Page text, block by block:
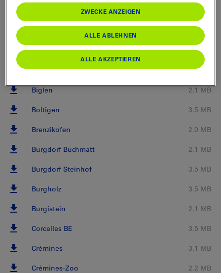
3.5 MB
Bern Europaplatz
2.1 MB
3.5 MB
Biberist Ost
1.9 MB
Bigenthal
2.1 MB
Biglen
3.5 MB
Boltigen
2.0 MB
Brenzikofen
2.1 MB
Burgdorf Buchmatt
3.5 MB
Burgdorf Steinhof
3.5 MB
Burgholz
2.1 MB
Burgistein
3.5 MB
Corcelles BE
3.1 MB
Crémines
2.2 MB
Crémines-Zoo
ZWECKE ANZEIGEN
ALLE ABLEHNEN
ALLE AKZEPTIEREN